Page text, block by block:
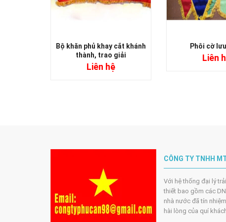
Bộ khăn phủ khay cắt khánh
thành, trao giải
Liên hệ
Phôi cờ
Liên
CÔNG TY TNHH
Với hệ thống đại lý
thiết bao gồm các
nhà nước đã tín
hài lòng của quí